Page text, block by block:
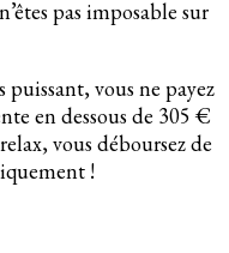
pas imposable sur
vous ne payez
en dessous de 305 €
vous déboursez de
!